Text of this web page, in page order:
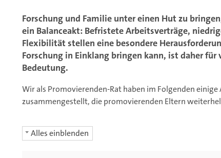
Forschung und Familie unter einen Hut zu
ein Balanceakt: Befristete Arbeitsverträge,
Flexibilität stellen eine besondere
Forschung in Einklang bringen kann, ist daher
Bedeutung.
Wir als Promovierenden-Rat haben im Folgenden
zusammengestellt, die promovierenden Eltern
Alles einblenden